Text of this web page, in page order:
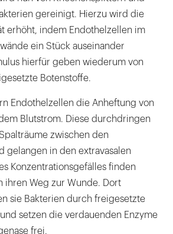
gereinigt. Hierzu wird die
erhöht, indem Endothelzellen im
ein Stück auseinander
hierfür geben wiederum von
Botenstoffe.
Endothelzellen die Anheftung von
Blutstrom. Diese durchdringen
zwischen den
gelangen in den extravasalen
Konzentrationsgefälles finden
ihren Weg zur Wunde. Dort
sie Bakterien durch freigesetzte
setzen die verdauenden Enzyme
frei.